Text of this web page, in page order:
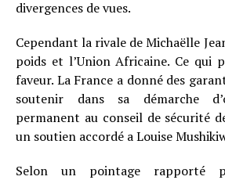
divergences de vues.
Cependant la rivale de Michaëlle
poids et l’Union Africaine. Ce qui
faveur. La France a donné des
soutenir dans sa démarche
permanent au conseil de sécurité
un soutien accordé a Louise
Selon un pointage rapporté